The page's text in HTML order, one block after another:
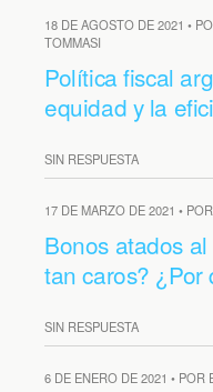
18 DE AGOSTO DE 2021 •
TOMMASI
Política fiscal
equidad y la
SIN RESPUESTA
17 DE MARZO DE 2021 •
Bonos atados
tan caros?
SIN RESPUESTA
6 DE ENERO DE 2021 • POR